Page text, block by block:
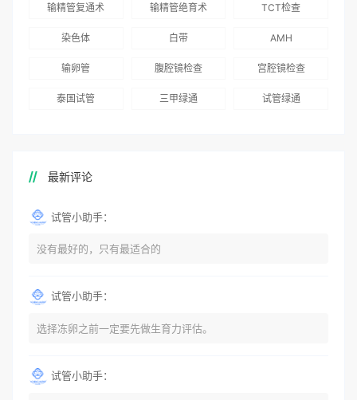
国版）》
输精管复通术 输精管绝育术 TCT检查
染色体 白带 AMH
输卵管 腹腔镜检查 宫腔镜检查
泰国试管 三甲绿通 试管绿通
最新评论
试管小助手：
没有最好的，只有最适合的
试管小助手：
选择冻卵之前一定要先做生育力评估。
试管小助手：